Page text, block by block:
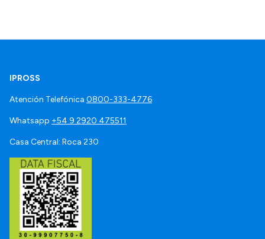
IPROSS
Atención Telefónica 0800-333-4776
Whatsapp +54 9 2920 475511
Casa Central: Roca 230